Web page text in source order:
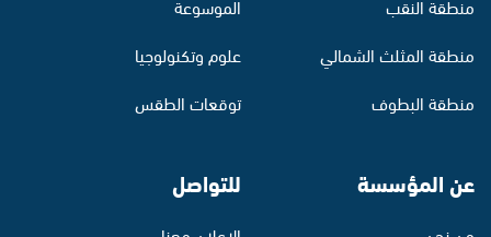
منطقة المثلث الشمالي
منطقة البطوف
علوم وتكنولوجيا
توقعات الطقس
عن المؤسسة للتواصل